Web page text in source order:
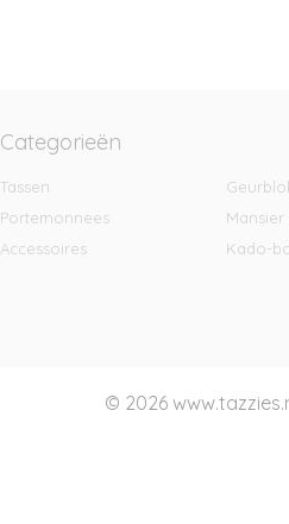
Categorieën
Tassen
Portemonnees
Accessoires
Mansier
Kado-
© 2026